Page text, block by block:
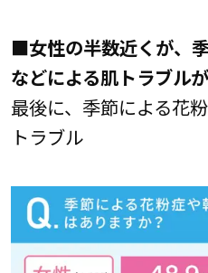
■女性の半数近くが、
などによる肌トラブルが
最後に、季節による花
トラブル